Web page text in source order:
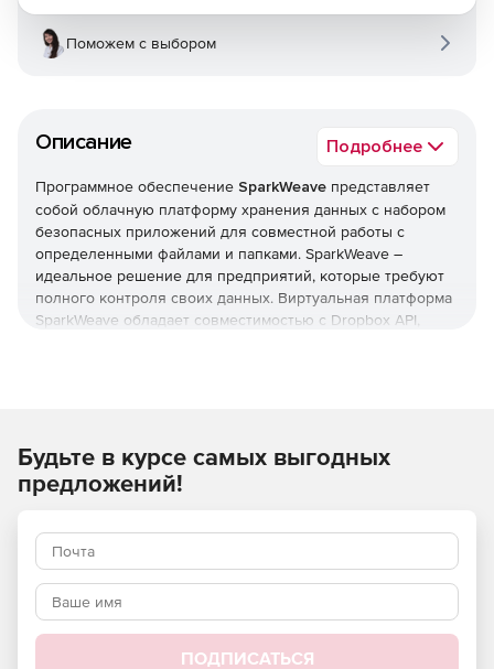
Описание Подробнее
Программное обеспечение SparkWeave представляет
собой облачную платформу хранения данных с набором
безопасных приложений для совместной работы с
определенными файлами и папками. SparkWeave –
идеальное решение для предприятий, которые требуют
полного контроля своих данных. Виртуальная платформа
SparkWeave обладает совместимостью с Dropbox API,
плагин Microsoft Outlook или использовать интуитивный
портал web 2.0 при удаленном доступе. К тому же весь
контент в частном облаке SparkWeave доступен с
Android.
Сфера применения SparkWeave:
Бухгалтерский учет, банковские, юридические и
Поможем с выбором
Будьте в курсе самых выгодных
предложений!
ПОДПИСАТЬСЯ